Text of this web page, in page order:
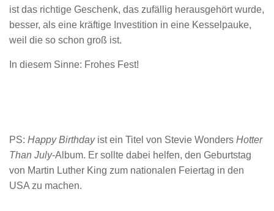
ist das richtige Geschenk, das zufällig herausgehört wurde,
besser, als eine kräftige Investition in eine Kesselpauke,
weil die so schon groß ist.
In diesem Sinne: Frohes Fest!
PS: Happy Birthdayist ein Titel von Stevie Wonders Hotter
Than July-Album. Er sollte dabei helfen, den Geburtstag
von Martin Luther King zum nationalen Feiertag in den
USA zu machen.